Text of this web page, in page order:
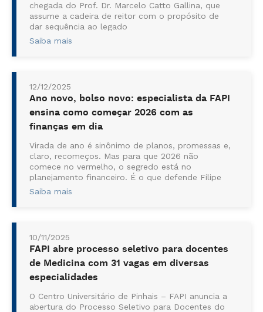
chegada do Prof. Dr. Marcelo Catto Gallina, que
assume a cadeira de reitor com o propósito de
dar sequência ao legado
fundamentado na qualidade do ensino, na
Saiba mais
12/12/2025
Ano novo, bolso novo: especialista da FAPI
ensina como começar 2026 com as
finanças em dia
Virada de ano é sinônimo de planos, promessas e,
claro, recomeços. Mas para que 2026 não
comece no vermelho, o segredo está no
planejamento financeiro. É o que defende Filipe
Guedes, coordenador dos cursos de Gestão do
Saiba mais
10/11/2025
FAPI abre processo seletivo para docentes
de Medicina com 31 vagas em diversas
especialidades
O Centro Universitário de Pinhais – FAPI anuncia a
abertura do Processo Seletivo para Docentes do